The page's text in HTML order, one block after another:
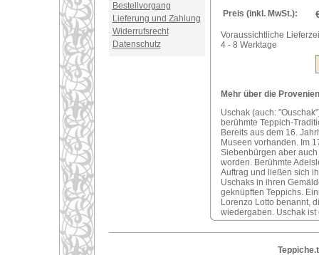
Bestellvorgang
Lieferung und Zahlung
Widerrufsrecht
Datenschutz
Preis (inkl. MwSt.):
Voraussichtliche
4 - 8 Werktage
Mehr über die
Uschak (auch:
berühmte Teppich-
Bereits aus dem 16.
Museen vorhanden. Im
Siebenbürgen aber
worden. Berühmte
Auftrag und ließen sich
Uschaks in ihren
geknüpften Teppichs.
Lorenzo Lotto benannt,
wiedergaben. Uschak